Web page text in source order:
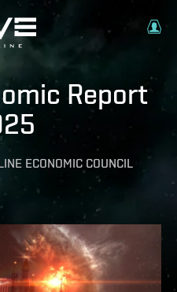
Report
ECONOMIC COUNCIL